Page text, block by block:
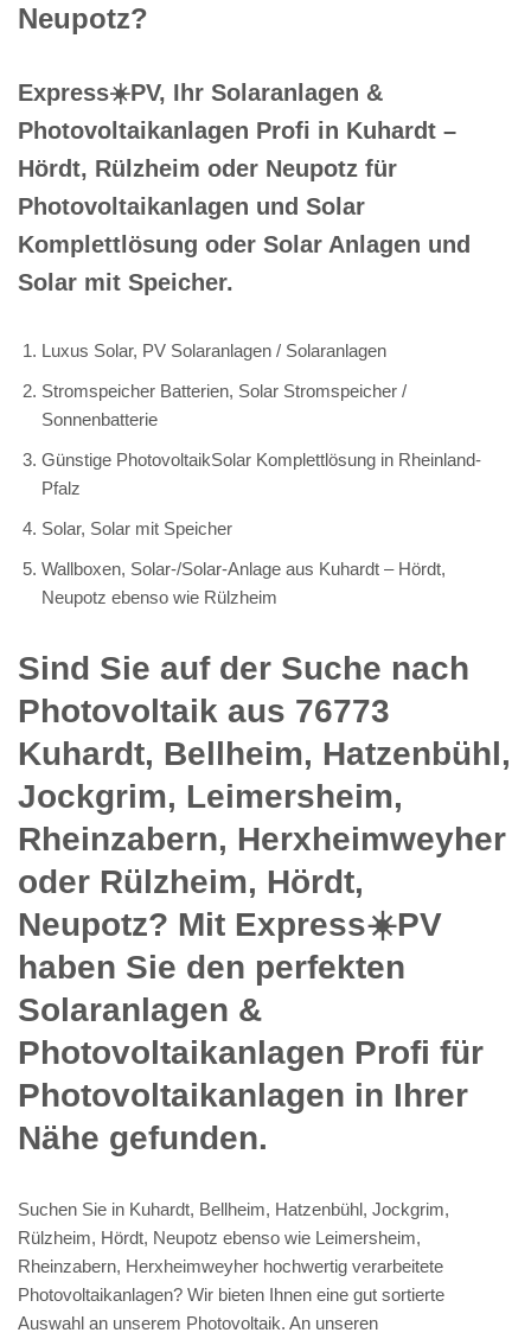
Neupotz?
Express☀️PV️, Ihr Solaranlagen &
Photovoltaikanlagen Profi in Kuhardt –
Hördt, Rülzheim oder Neupotz für
Photovoltaikanlagen und Solar
Komplettlösung oder Solar Anlagen und
Solar mit Speicher.
Luxus Solar, PV Solaranlagen / Solaranlagen
Stromspeicher Batterien, Solar Stromspeicher /
Sonnenbatterie
Günstige PhotovoltaikSolar Komplettlösung in Rheinland-
Pfalz
Solar, Solar mit Speicher
Wallboxen, Solar-/Solar-Anlage aus Kuhardt – Hördt,
Neupotz ebenso wie Rülzheim
Sind Sie auf der Suche nach
Photovoltaik aus 76773
Kuhardt, Bellheim, Hatzenbühl,
Jockgrim, Leimersheim,
Rheinzabern, Herxheimweyher
oder Rülzheim, Hördt,
Neupotz? Mit Express☀️PV️
haben Sie den perfekten
Solaranlagen &
Photovoltaikanlagen Profi für
Photovoltaikanlagen in Ihrer
Nähe gefunden.
Suchen Sie in Kuhardt, Bellheim, Hatzenbühl, Jockgrim,
Rülzheim, Hördt, Neupotz ebenso wie Leimersheim,
Rheinzabern, Herxheimweyher hochwertig verarbeitete
Photovoltaikanlagen? Wir bieten Ihnen eine gut sortierte
Auswahl an unserem Photovoltaik. An unseren